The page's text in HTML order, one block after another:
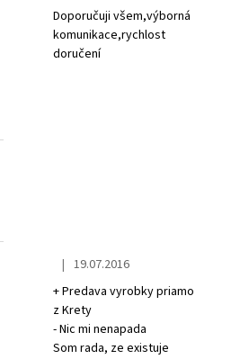
Doporučuji všem,výborná
komunikace,rychlost
doručení
The store rating is 5 out of 5 stars.
| 19.07.2016
+ Predava vyrobky priamo
z Krety
- Nic mi nenapada
Som rada, ze existuje